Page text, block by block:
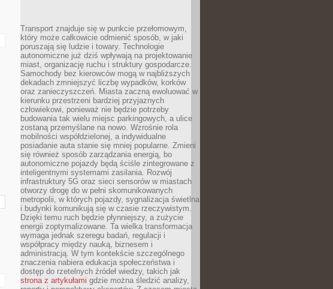
Transport znajduje się w punkcie przełomowym,
który może całkowicie odmienić sposób, w jaki
poruszają się ludzie i towary. Technologie
autonomiczne już dziś wpływają na projektowanie
miast, organizację ruchu i struktury gospodarcze.
Samochody bez kierowców mogą w najbliższych
dekadach zmniejszyć liczbę wypadków, korków
oraz zanieczyszczeń. Miasta zaczną ewoluować w
kierunku przestrzeni bardziej przyjaznych
człowiekowi, ponieważ nie będzie potrzeby
budowania tak wielu miejsc parkingowych, a ulice
zostaną przemyślane na nowo. Wzrośnie rola
mobilności współdzielonej, a indywidualne
posiadanie auta stanie się mniej popularne. Zmieni
się również sposób zarządzania energią, bo
autonomiczne pojazdy będą ściśle zintegrowane z
inteligentnymi systemami zasilania. Rozwój
infrastruktury 5G oraz sieci sensorów w miastach
otworzy drogę do w pełni skomunikowanych
metropolii, w których pojazdy, sygnalizacja świetlna
i budynki komunikują się w czasie rzeczywistym.
Dzięki temu ruch będzie płynniejszy, a zużycie
energii zoptymalizowane. Ta wielka transformacja
wymaga jednak szeregu badań, regulacji i
współpracy między nauką, biznesem i
administracją. W tym kontekście szczególnego
znaczenia nabiera edukacja społeczeństwa i
dostęp do rzetelnych źródeł wiedzy, takich jak
strona z artykułami gdzie można śledzić analizy,